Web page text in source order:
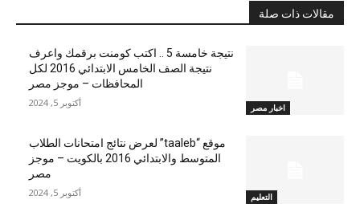
مقالات ذات صلة
اخبار مصر
نتيجة خامسة 5 .. اكتب كومنت برقمك واعرف
نتيجة الصف الخامس الابتدائي 2016 لكل
المحافظات – موجز مصر
أكتوبر 5, 2024
التعليم
موقع “taaleb” لعرض نتائج امتحانات الطلاب
المتوسط والابتدائي 2016 بالكويت – موجز
مصر
أكتوبر 5, 2024